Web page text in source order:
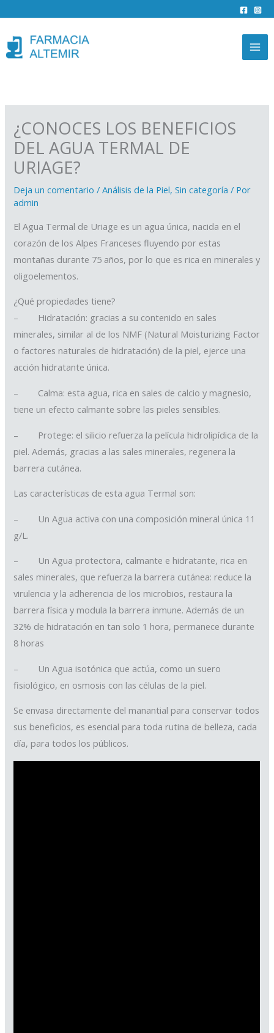
contenido
¿CONOCES LOS BENEFICIOS
DEL AGUA TERMAL DE
URIAGE?
Deja un comentario /Análisis de la Piel,Sin categoría / Por
admin
El Agua Termal de Uriage es un agua única, nacida en el
corazón de los Alpes Franceses fluyendo por estas
montañas durante 75 años, por lo que es rica en minerales y
oligoelementos.
¿Qué propiedades tiene?
– Hidratación: gracias a su contenido en sales
minerales, similar al de los NMF (Natural Moisturizing Factor
o factores naturales de hidratación) de la piel, ejerce una
acción hidratante única.
– Calma: esta agua, rica en sales de calcio y magnesio,
tiene un efecto calmante sobre las pieles sensibles.
– Protege: el silicio refuerza la película hidrolipídica de la
piel. Además, gracias a las sales minerales, regenera la
barrera cutánea.
Las características de esta agua Termal son:
– Un Agua activa con una composición mineral única 11
g/L.
– Un Agua protectora, calmante e hidratante, rica en
sales minerales, que refuerza la barrera cutánea: reduce la
virulencia y la adherencia de los microbios, restaura la
barrera física y modula la barrera inmune. Además de un
32% de hidratación en tan solo 1 hora, permanece durante
8 horas
– Un Agua isotónica que actúa, como un suero
fisiológico, en osmosis con las células de la piel.
Se envasa directamente del manantial para conservar todos
sus beneficios, es esencial para toda rutina de belleza, cada
día, para todos los públicos.